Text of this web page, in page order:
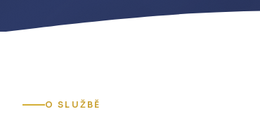
O SLUŽBĚ